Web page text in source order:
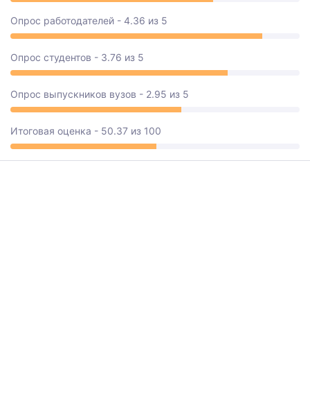
Опрос работодателей - 4.36 из 5
Опрос студентов - 3.76 из 5
Опрос выпускников вузов - 2.95 из 5
Итоговая оценка - 50.37 из 100